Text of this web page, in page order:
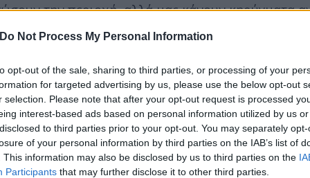
Do Not Process My Personal Information
opt-out of the sale, sharing to third parties, or processing of your
for targeted advertising by us, please use the below opt-out
selection. Please note that after your opt-out request is processed
interest-based ads based on personal information utilized by us
to third parties prior to your opt-out. You may separately
of your personal information by third parties on the IAB’s list of
This information may also be disclosed by us to third parties on the
Participants that may further disclose it to other third parties.
την περιοχή, αλλά μας κάνουν κηρύγματα
the line of questioning by
evacuate, yet get lectured on humanity.